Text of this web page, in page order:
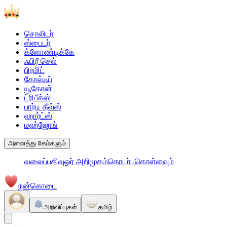
சொலிடர்
ஸ்பைடர்
க்ளோண்டிக்கே
ஃபிரீ செல்
பிரமிட்
கோல்ஃப்
யூகோன்
ட்ரிபீக்ஸ்
பார்டி தீவ்ஸ்
ஹார்ட்ஸ்
மஹ்ஜோங்
அனைத்து கேம்களும்
வலைப்பதிவுஓர் அறிமுகம்தொடர்புகொள்ளவும்
நன்கொடை
அறிவிப்புகள் தமிழ்